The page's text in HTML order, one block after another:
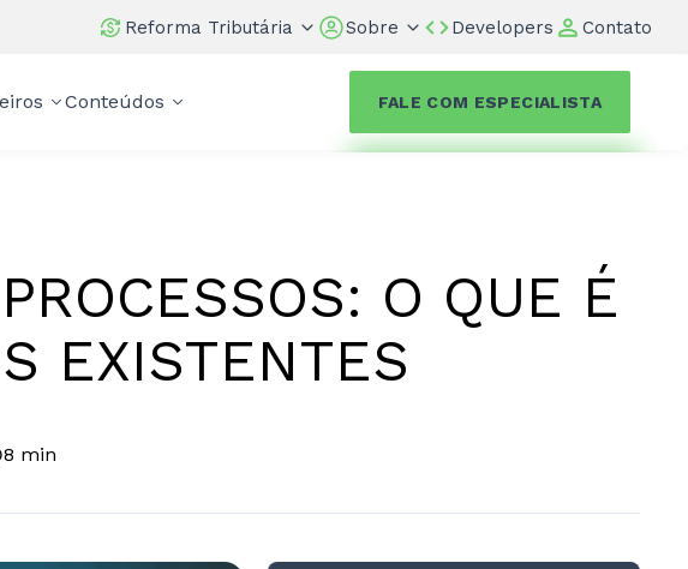
Reforma Tributária Sobre Developers Contato
Conteúdos FALE COM ESPECIALISTA
O QUE É
EXISTENTES
8 min